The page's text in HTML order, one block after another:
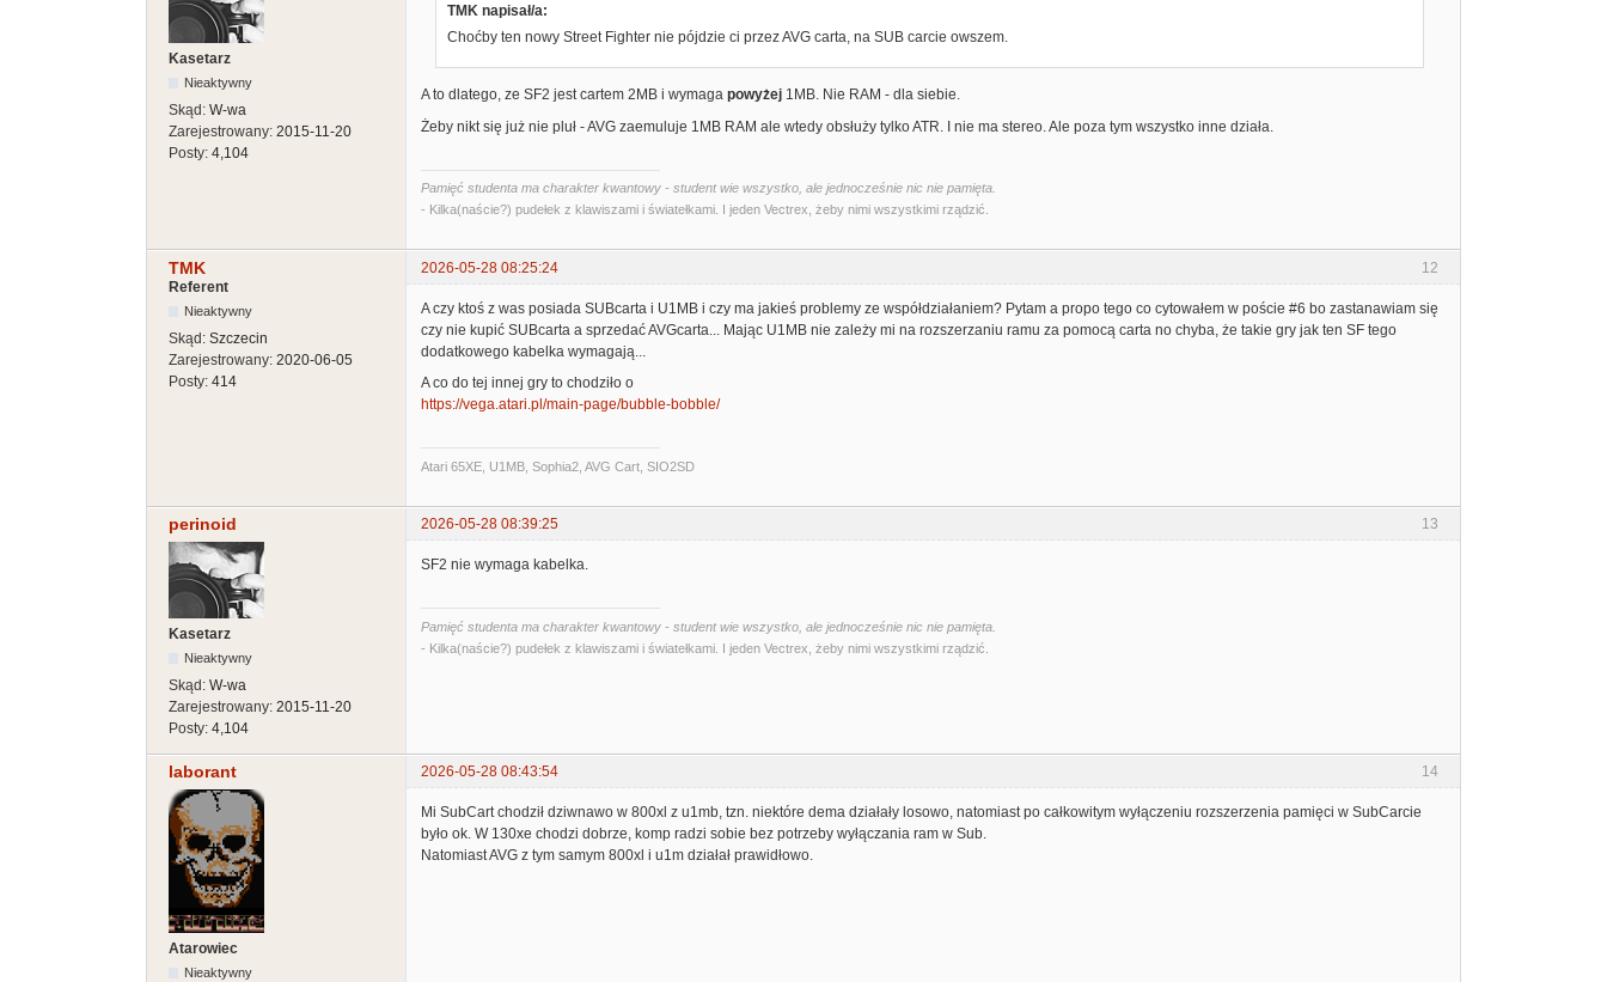
Kasetarz
Nieaktywny
Skąd: W-wa
Zarejestrowany: 2015-11-20
Posty: 4,104
TMK napisał/a:
Choćby ten nowy Street Fighter nie pójdzie ci przez AVG carta, na SUB carcie owszem.
A to dlatego, ze SF2 jest cartem 2MB i wymaga powyżej 1MB. Nie RAM - dla siebie.
Żeby nikt się już nie pluł - AVG zaemuluje 1MB RAM ale wtedy obsłuży tylko ATR. I nie ma stereo. Ale poza tym wszystko inne działa.
Pamięć studenta ma charakter kwantowy - student wie wszystko, ale jednocześnie nic nie pamięta.
- Kilka(naście?) pudełek z klawiszami i światełkami. I jeden Vectrex, żeby nimi wszystkimi rządzić.
12
TMK
2026-05-28 08:25:24
Referent
Nieaktywny
Skąd: Szczecin
Zarejestrowany: 2020-06-05
Posty: 414
A czy ktoś z was posiada SUBcarta i U1MB i czy ma jakieś problemy ze współdziałaniem? Pytam a propo tego co cytowałem w poście #6 bo zastanawiam się
czy nie kupić SUBcarta a sprzedać AVGcarta... Mając U1MB nie zależy mi na rozszerzaniu ramu za pomocą carta no chyba, że takie gry jak ten SF tego
dodatkowego kabelka wymagają...
A co do tej innej gry to chodziło o
https://vega.atari.pl/main-page/bubble-bobble/
Atari 65XE, U1MB, Sophia2, AVG Cart, SIO2SD
13
perinoid 2026-05-28 08:39:25
Kasetarz
Nieaktywny
Skąd: W-wa
Zarejestrowany: 2015-11-20
Posty: 4,104
SF2 nie wymaga kabelka.
Pamięć studenta ma charakter kwantowy - student wie wszystko, ale jednocześnie nic nie pamięta.
- Kilka(naście?) pudełek z klawiszami i światełkami. I jeden Vectrex, żeby nimi wszystkimi rządzić.
14
laborant 2026-05-28 08:43:54
Atarowiec
Nieaktywny
Mi SubCart chodził dziwnawo w 800xl z u1mb, tzn. niektóre dema działały losowo, natomiast po całkowitym wyłączeniu rozszerzenia pamięci w SubCarcie
było ok. W 130xe chodzi dobrze, komp radzi sobie bez potrzeby wyłączania ram w Sub.
Natomiast AVG z tym samym 800xl i u1m działał prawidłowo.